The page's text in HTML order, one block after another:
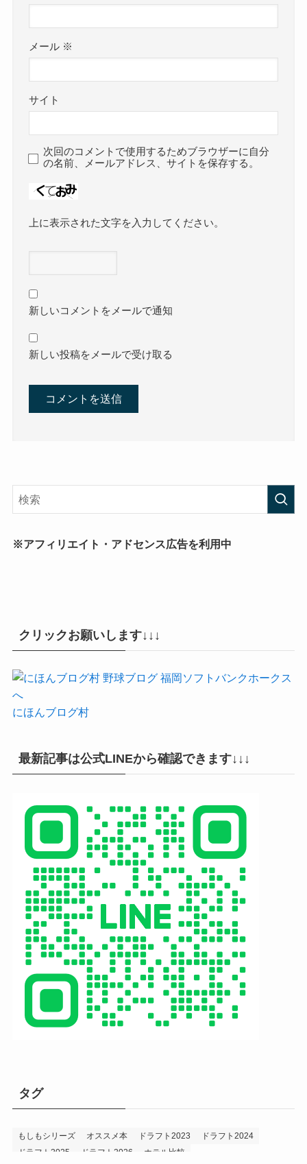
メール ※
サイト
次回のコメントで使用するためブラウザーに自分
の名前、メールアドレス、サイトを保存する。
上に表示された文字を入力してください。
新しいコメントをメールで通知
新しい投稿をメールで受け取る
※アフィリエイト・アドセンス広告を利用中
クリックお願いします↓↓↓
にほんブログ村
最新記事は公式LINEから確認できます↓↓↓
タグ
もしもシリーズ オススメ本 ドラフト2023
ドラフト2024
ドラフト2025
ドラフト2026 ホテル比較